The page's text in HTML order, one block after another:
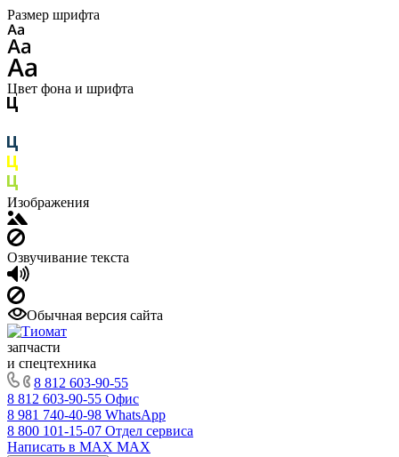
Размер шрифта
Цвет фона и шрифта
Изображения
Озвучивание текста
Обычная версия сайта
запчасти
и спецтехника
8 812 603-90-55
8 812 603-90-55 Офис
8 981 740-40-98 WhatsApp
8 800 101-15-07 Отдел сервиса
Написать в MAX MAX